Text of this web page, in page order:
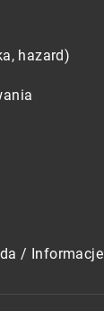
hazard)
/ Informacje